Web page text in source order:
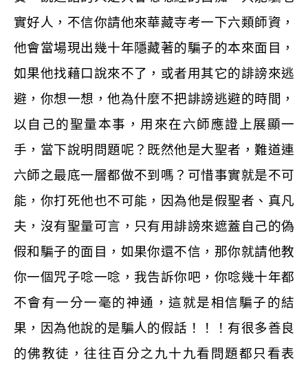
實好人，不信你請他來華藏寺考一下六類師資，
他會當場現出幾十年隱藏著的騙子的本來面目，
如果他找藉口說來不了，或者用其它的誹謗來逃
避，你想一想，他為什麼不把誹謗逃避的時間，
以自己的聖量本事，用來在六師應證上展顯一
手，當下說明問題呢？既然他是大聖者，難道連
六師之最底一層都做不到嗎？可惜事實就是不可
能，你打死他也不可能，因為他是假聖者、真凡
夫，沒有聖量可言，只有用誹謗來遮蓋自己的偽
假和騙子的面目，如果你還不信，那你就請他教
你一個咒子唸一唸，我告訴你吧，你唸幾十年都
不會有一分一毫的神通，這就是相信騙子的結
果，因為他說的是騙人的假話！！！有很多善良
的佛教徒，往往百分之九十九看問題都只看表